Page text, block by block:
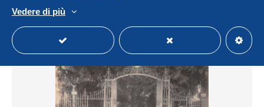
Stato
Nuovo
Vedere di più